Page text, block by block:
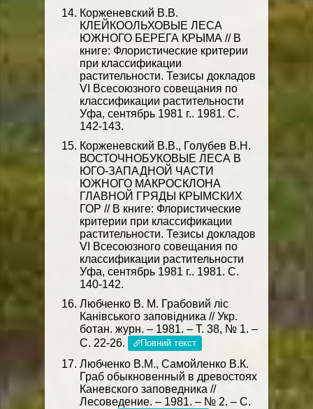
Корженевский В.В.
КЛЕЙКООЛЬХОВЫЕ ЛЕСА
ЮЖНОГО БЕРЕГА КРЫМА // В
книге: Флористические критерии
при классификации
растительности. Тезисы докладов
VI Всесоюзного совещания по
классификации растительности
Уфа, сентябрь 1981 г.. 1981. С.
142-143.
Корженевский В.В., Голубев В.Н.
ВОСТОЧНОБУКОВЫЕ ЛЕСА В
ЮГО-ЗАПАДНОЙ ЧАСТИ
ЮЖНОГО МАКРОСКЛОНА
ГЛАВНОЙ ГРЯДЫ КРЫМСКИХ
ГОР // В книге: Флористические
критерии при классификации
растительности. Тезисы докладов
VI Всесоюзного совещания по
классификации растительности
Уфа, сентябрь 1981 г.. 1981. С.
140-142.
Любченко В. М. Грабовий ліс
Канівського заповідника // Укр.
ботан. журн. – 1981. – Т. 38, № 1. –
С. 22-26.
Повний текст
Любченко В.М., Самойленко В.К.
Граб обыкновенный в древостоях
Каневского заповедника //
Лесоведение. – 1981. – № 2. – С.